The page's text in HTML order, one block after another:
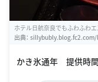
ホテル日航奈良でもふわふわ
出典：
かき氷通年 提供時